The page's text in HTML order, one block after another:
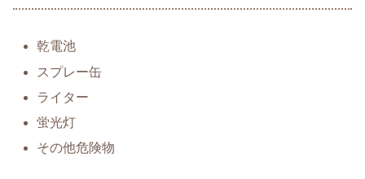
乾電池
スプレー缶
ライター
蛍光灯
その他危険物